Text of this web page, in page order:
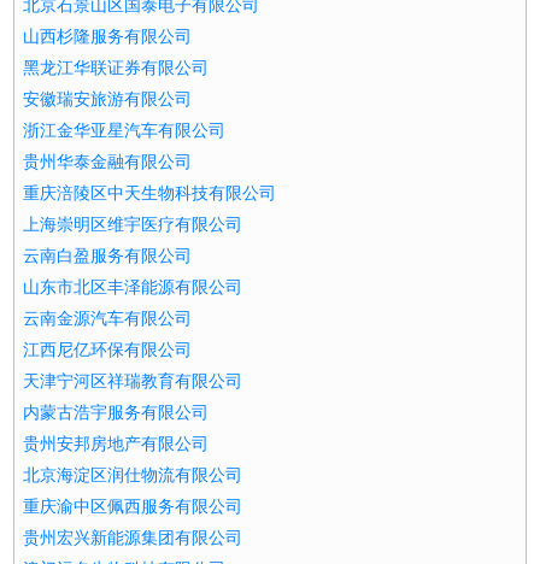
北京石景山区国泰电子有限公司
山西杉隆服务有限公司
黑龙江华联证券有限公司
安徽瑞安旅游有限公司
浙江金华亚星汽车有限公司
贵州华泰金融有限公司
重庆涪陵区中天生物科技有限公司
上海崇明区维宇医疗有限公司
云南白盈服务有限公司
山东市北区丰泽能源有限公司
云南金源汽车有限公司
江西尼亿环保有限公司
天津宁河区祥瑞教育有限公司
内蒙古浩宇服务有限公司
贵州安邦房地产有限公司
北京海淀区润仕物流有限公司
重庆渝中区佩西服务有限公司
贵州宏兴新能源集团有限公司